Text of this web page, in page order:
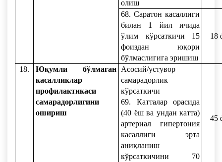
олиш
68. Саратон касаллиги
билан 1 йил ичида
ўлим кўрсаткичи 15
фоиздан юқори
бўлмаслигига эришиш
18
18.
Юқумли бўлмаган
касалликлар
профилактикаси
самарадорлигини
ошириш
Асосий/устувор
самарадорлик
кўрсаткичи
69. Катталар орасида
(40 ёш ва ундан катта)
артериал гипертония
касаллиги эрта
аниқланиш
кўрсаткичини 70
45